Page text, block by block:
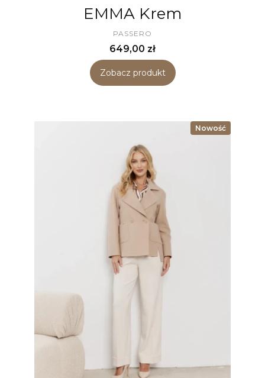
EMMA Krem
PRODUCENT
PASSERO
Cena
649,00 zł
Zobacz produkt
Nowość